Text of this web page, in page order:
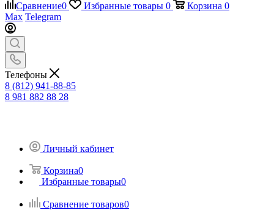
Сравнение0 Избранные товары 0 Корзина 0
Max Telegram
Телефоны
8 (812) 941-88-85
8 981 882 88 28
Личный кабинет
Корзина0
Избранные товары0
Сравнение товаров0